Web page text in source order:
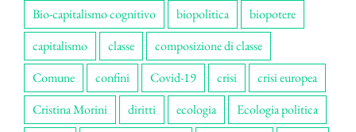
Bio-capitalismo cognitivo
biopolitica
biopotere
capitalismo
classe
composizione di classe
Comune
confini Covid-19 crisi
crisi europea
Cristina Morini
diritti ecologia
Ecologia politica